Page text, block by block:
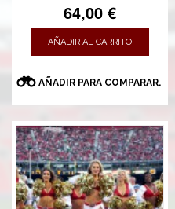
64,00 €
AÑADIR AL CARRITO
AÑADIR PARA COMPARAR.